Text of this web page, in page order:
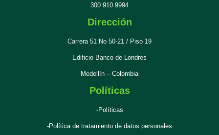
300 910 9994
Dirección
Carrera 51 No 50-21 / Piso 19
Edificio Banco de Londres
Medellín – Colombia
Políticas
-Políticas
-Política de tratamiento de datos personales